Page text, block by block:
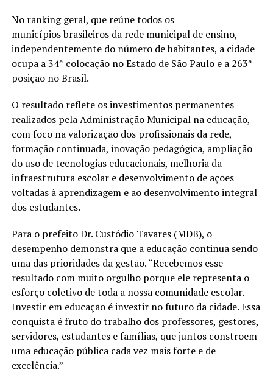
No ranking geral, que reúne todos os
municípios brasileiros da rede municipal de ensino,
independentemente do número de habitantes, a cidade
ocupa a 34ª colocação no Estado de São Paulo e a 263ª
posição no Brasil.
O resultado reflete os investimentos permanentes
realizados pela Administração Municipal na educação,
com foco na valorização dos profissionais da rede,
formação continuada, inovação pedagógica, ampliação
do uso de tecnologias educacionais, melhoria da
infraestrutura escolar e desenvolvimento de ações
voltadas à aprendizagem e ao desenvolvimento integral
dos estudantes.
Para o prefeito Dr. Custódio Tavares (MDB), o
desempenho demonstra que a educação continua sendo
uma das prioridades da gestão. “Recebemos esse
resultado com muito orgulho porque ele representa o
esforço coletivo de toda a nossa comunidade escolar.
Investir em educação é investir no futuro da cidade. Essa
conquista é fruto do trabalho dos professores, gestores,
servidores, estudantes e famílias, que juntos constroem
uma educação pública cada vez mais forte e de
excelência.”